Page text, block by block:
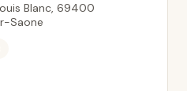
Blanc, 69400
Saone